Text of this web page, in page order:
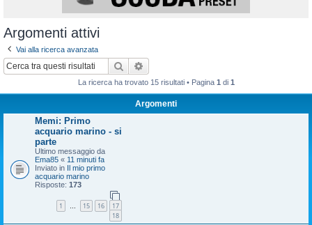
Argomenti attivi
Vai alla ricerca avanzata
Cerca
La ricerca ha trovato 15 risultati • Pagina 1 di 1
Argomenti
Memi: Primo
acquario marino - si
parte
Ultimo messaggio da
Ema85 « 11 minuti fa
Inviato in
Il mio primo
acquario marino
Risposte: 173
1 … 15 16
17
18